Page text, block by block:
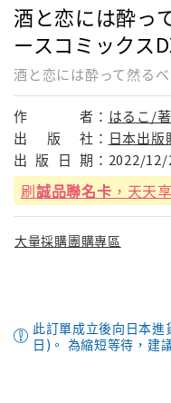
酒と恋には酔っ
ースコミックス
酒と恋には酔って然る
作 者： はるこ/
出
版 社： 日本出版
出 版 日 期： 2022/12/
刷誠品聯名卡 ，天天
大量採購團購專區
此訂單成立後向日本
日)。 為縮短等待，建